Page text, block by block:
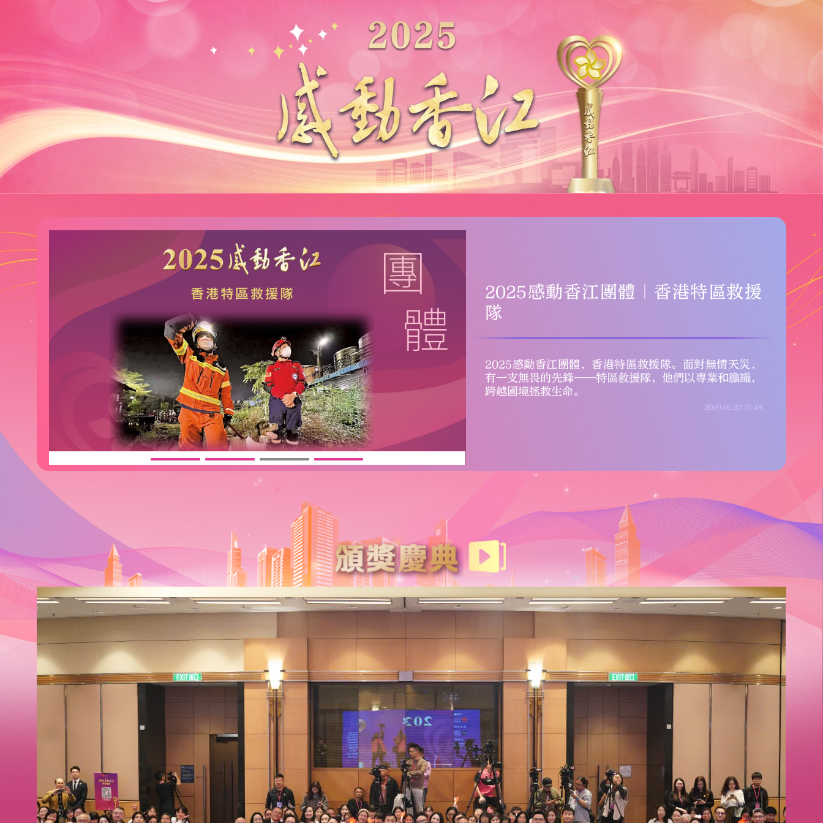
（有片）2025感動香江團體｜海洋
公園大熊貓護理團隊
2025感動香江團體，海洋公園大熊貓護理團隊。二十餘
載光陰流轉，海洋公園大熊貓護理團隊以專業與匠心為國
寶築起溫暖之家。
2026.01.20 15:58